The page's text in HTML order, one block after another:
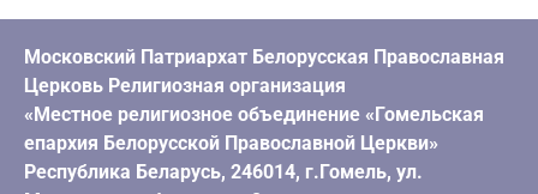
Московский Патриархат Белорусская Православная
Церковь Религиозная организация
«Местное религиозное объединение «Гомельская
епархия Белорусской Православной Церкви»
Республика Беларусь, 246014, г.Гомель, ул.